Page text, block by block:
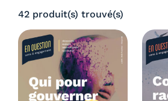
42 produit(s) trouvé(s)